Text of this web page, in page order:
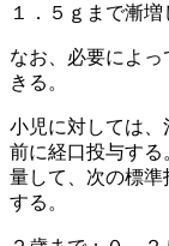
１．５ｇまで漸
なお、必要によ
きる。
小児に対しては
前に経口投与す
量して、次の標
する。